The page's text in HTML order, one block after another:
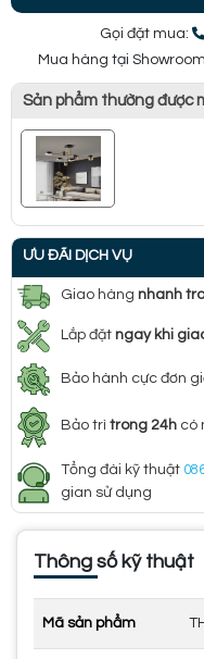
Gọi đặt mua:
Mua hàng tại
Sản phẩm thường được
ƯU ĐÃI DỊCH VỤ
Giao hàng nhanh
Lắp đặt ngay khi
Bảo hành cực đơn
Bảo trì trong 24h có
Tổng đài kỹ thuật
gian sử dụng
Thông số kỹ thuật
Mã sản phẩm